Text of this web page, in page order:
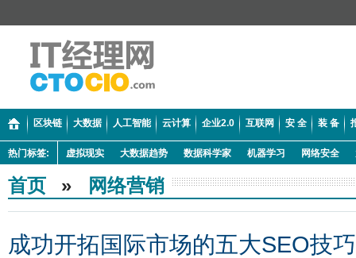
区块链 大数据 人工智能 云计算 企业2.0 互联网 安 全 装 备
热门标签: 虚拟现实 大数据趋势 数据科学家 机器学习 网络安全
首页 » 网络营销
成功开拓国际市场的五大SEO技巧